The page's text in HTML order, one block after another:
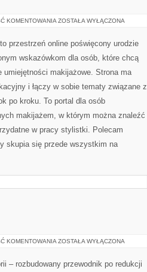
KOMENTOWANIA TRENDY
ZOSTAŁA WYŁĄCZONA
przestrzeń online poświęcony urodzie
wskazówkom dla osób, które chcą
umiejętności makijażowe. Strona ma
i łączy w sobie tematy związane z
po kroku. To portal dla osób
makijażem, w którym można znaleźć
w pracy stylistki. Polecam
skupia się przede wszystkim na
KOMENTOWANIA ZDROWE
ZOSTAŁA WYŁĄCZONA
– rozbudowany przewodnik po redukcji